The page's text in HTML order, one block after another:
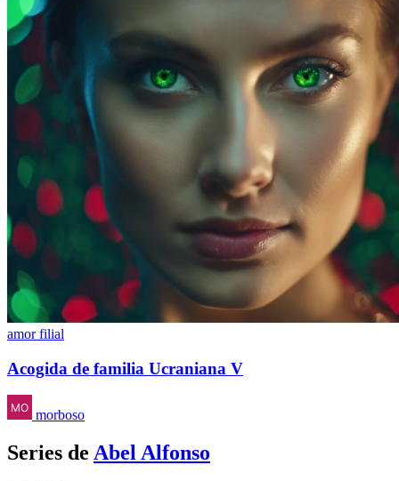
amor filial
Acogida de familia Ucraniana V
morboso
Series de Abel Alfonso